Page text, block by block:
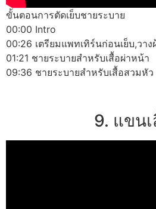
ขั้นตอนการตัดเย็บชายระบาย
00:00 Intro
00:26 เตรียมแพทเทิร์นก่อนเย็บ,วาง
01:21 ชายระบายสำหรับเสื้อผ่าหน้า
09:36 ชายระบายสำหรับเสื้อสวมหัว
9. แขน